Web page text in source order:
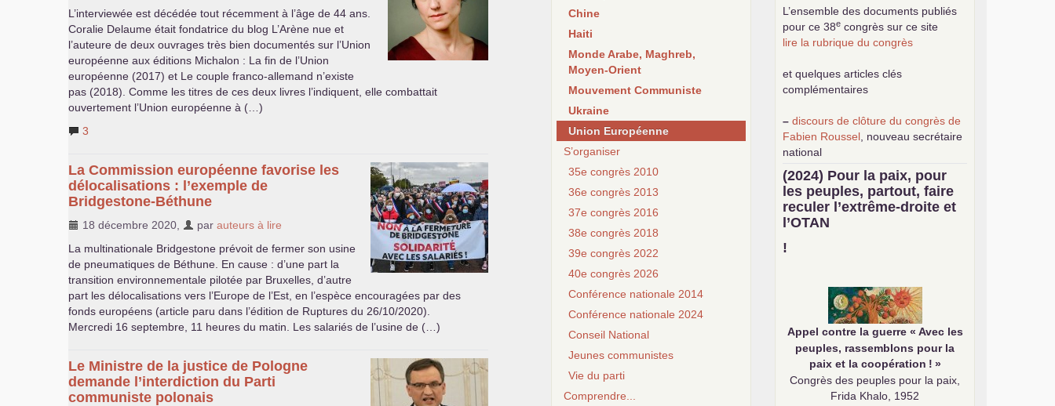
L’interviewée est décédée tout récemment à l’âge de 44 ans.
Coralie Delaume était fondatrice du blog L’Arène nue et
l’auteure de deux ouvrages très bien documentés sur l’Union
européenne aux éditions Michalon : La fin de l’Union
européenne (2017) et Le couple franco-allemand n’existe
pas (2018). Comme les titres de ces deux livres l’indiquent, elle combattait
ouvertement l’Union européenne à (…)
3
La Commission européenne favorise les
délocalisations : l’exemple de
Bridgestone-Béthune
18 décembre 2020 par auteurs à lire
La multinationale Bridgestone prévoit de fermer son usine
de pneumatiques de Béthune. En cause : d’une part la
transition environnementale pilotée par Bruxelles, d’autre
part les délocalisations vers l’Europe de l’Est, en l’espèce encouragées par des
fonds européens (article paru dans l’édition de Ruptures du 26/10/2020).
Mercredi 16 septembre, 11 heures du matin. Les salariés de l’usine de (…)
Le Ministre de la justice de Pologne
demande l’interdiction du Parti
communiste polonais
Chine
Haiti
Monde Arabe, Maghreb,
Moyen-Orient
Mouvement Communiste
Ukraine
Union Européenne
S’organiser
35e congrès 2010
36e congrès 2013
37e congrès 2016
38e congrès 2018
39e congrès 2022
40e congrès 2026
Conférence nationale 2014
Conférence nationale 2024
Conseil National
Jeunes communistes
Vie du parti
Comprendre...
L’ensemble des documents publiés
pour ce 38e congrès sur ce site
lire la rubrique du congrès
et quelques articles clés
complémentaires
– discours de clôture du congrès de
Fabien Roussel , nouveau secrétaire
national
–
analyse de classe du
mouvement des gilets jaunespar
Philippe Cordat
– un texte de Jean-Claude Delaunay
le marxisme est la science sociale de
notre temps
demandezle numéro 10 de la
revue Unir les Communistes
cinq chantiers pour contribuer
au débat sur le projet communiste
(2024) Pour la paix, pour
les peuples, partout, faire
reculer l’extrême-droite et
l’OTAN
!
Appel contre la guerre « Avec les
peuples, rassemblons pour la
paix et la coopération ! »
Congrès des peuples pour la paix,
Frida Khalo, 1952